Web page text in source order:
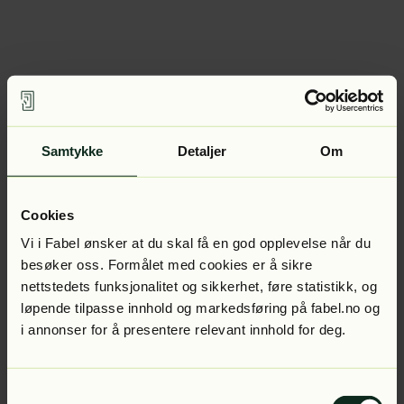
Samtykke Detaljer Om
Cookies
Vi i Fabel ønsker at du skal få en god opplevelse når du
besøker oss. Formålet med cookies er å sikre
nettstedets funksjonalitet og sikkerhet, føre statistikk, og
løpende tilpasse innhold og markedsføring på fabel.no og
i annonser for å presentere relevant innhold for deg.